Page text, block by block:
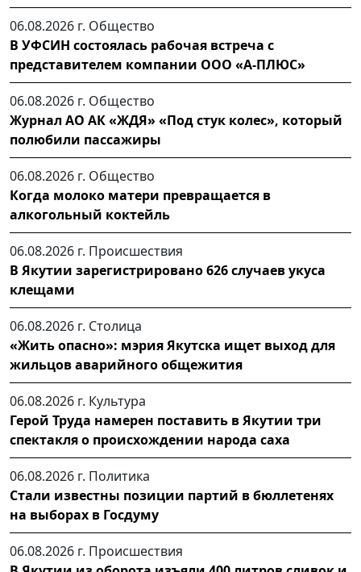
06.08.2026 г. Общество
В УФСИН состоялась рабочая встреча с
представителем компании ООО «А-ПЛЮС»
06.08.2026 г. Общество
Журнал АО АК «ЖДЯ» «Под стук колес», который
полюбили пассажиры
06.08.2026 г. Общество
Когда молоко матери превращается в
алкогольный коктейль
06.08.2026 г. Происшествия
В Якутии зарегистрировано 626 случаев укуса
клещами
06.08.2026 г. Столица
«Жить опасно»: мэрия Якутска ищет выход для
жильцов аварийного общежития
06.08.2026 г. Культура
Герой Труда намерен поставить в Якутии три
спектакля о происхождении народа саха
06.08.2026 г. Политика
Стали известны позиции партий в бюллетенях
на выборах в Госдуму
06.08.2026 г. Происшествия